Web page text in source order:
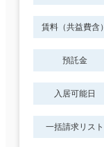
賃料（共益費含）
預託金
入居可能日
一括請求リスト